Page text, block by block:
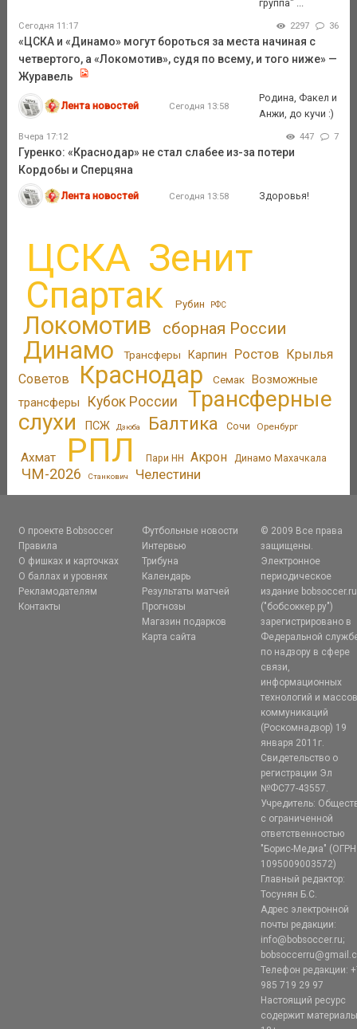
группа" ...
Сегодня 11:17 2297 36
«ЦСКА и «Динамо» могут бороться за места начиная с
четвертого, а «Локомотив», судя по всему, и того ниже» —
Журавель
Лента новостей Сегодня 13:58
Родина, Факел и
Анжи, до кучи :)
Вчера 17:12 447 7
Гуренко: «Краснодар» не стал слабее из-за потери
Кордобы и Сперцяна
Лента новостей Сегодня 13:58 Здоровья!
ЦСКА Зенит
Спартак Рубин РФС
Локомотив сборная России
Динамо Трансферы Карпин Ростов
Крылья
Советов
Краснодар Семак Возможные
трансферы
Кубок России
Трансферные
слухи
ПСЖ Дзюба Балтика Сочи Оренбург
Ахмат РПЛ Пари НН Акрон Динамо Махачкала
ЧМ-2026 Станкович Челестини
О проекте Bobsoccer
Правила
О фишках и карточках
О баллах и уровнях
Рекламодателям
Контакты
Футбольные новости
Интервью
Трибуна
Календарь
Результаты матчей
Прогнозы
Магазин подарков
Карта сайта
© 2009 Все права
защищены.
Электронное
периодическое
издание bobsoccer.ru
("бобсоккер.ру")
зарегистрировано в
Федеральной
по надзору в сфере
связи,
информационных
технологий и
коммуникаций
(Роскомнадзор) 19
января 2011г.
Свидетельство о
регистрации Эл
№ФС77-43557.
Учредитель:
с ограниченной
ответственностью
"Борис-Медиа" (ОГРН
1095009003572)
Главный редактор:
Тосунян Б.С.
Адрес электронной
почты редакции:
info@bobsoccer.ru;
Телефон редакции:
985 719 29 97
Настоящий ресурс
содержит